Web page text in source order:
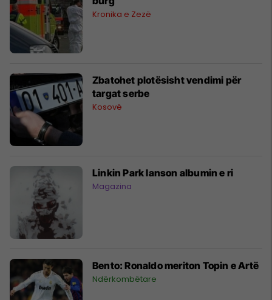
Kronika e Zezë
Zbatohet plotësisht vendimi për
targat serbe
Kosovë
Linkin Park lanson albumin e ri
Magazina
Bento: Ronaldo meriton Topin e Artë
Ndërkombëtare